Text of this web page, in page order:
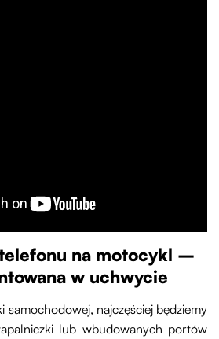
na motocykl –
w uchwycie
samochodowej, najczęściej będziemy
lub wbudowanych portów